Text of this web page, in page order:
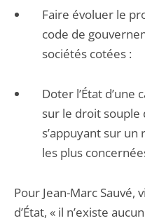
Faire évoluer le
code de
sociétés cotées :
Doter l’État
sur le droit souple
s’appuyant sur
les plus
Pour Jean-Marc Sauvé,
d’État, « il n’existe